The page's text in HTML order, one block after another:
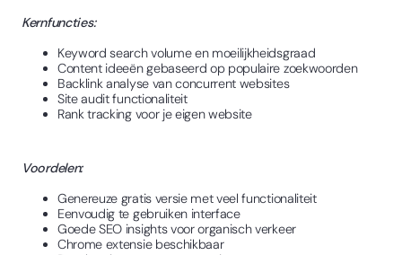
Kernfuncties:
Keyword search volume en moeilijkheidsgraad
Content ideeën gebaseerd op populaire zoekwoorden
Backlink analyse van concurrent websites
Site audit functionaliteit
Rank tracking voor je eigen website
Voordelen:
Genereuze gratis versie met veel functionaliteit
Eenvoudig te gebruiken interface
Goede SEO insights voor organisch verkeer
Chrome extensie beschikbaar